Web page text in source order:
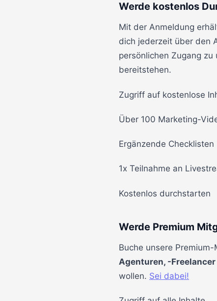
Werde kostenlos
Mit der Anmeldung
dich jederzeit über den
persönlichen Zugang
bereitstehen.
Zugriff auf kostenlose
Über 100 Marketing-
Ergänzende Checklisten
1x Teilnahme an
Kostenlos durchstarten
Werde Premium
Buche unsere
Agenturen, -Freelancer
wollen. Sei dabei!